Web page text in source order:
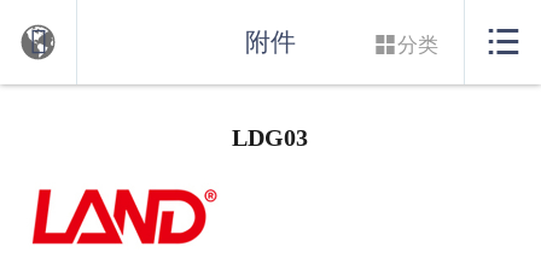
关于我们
附件 
 分类
LDG03